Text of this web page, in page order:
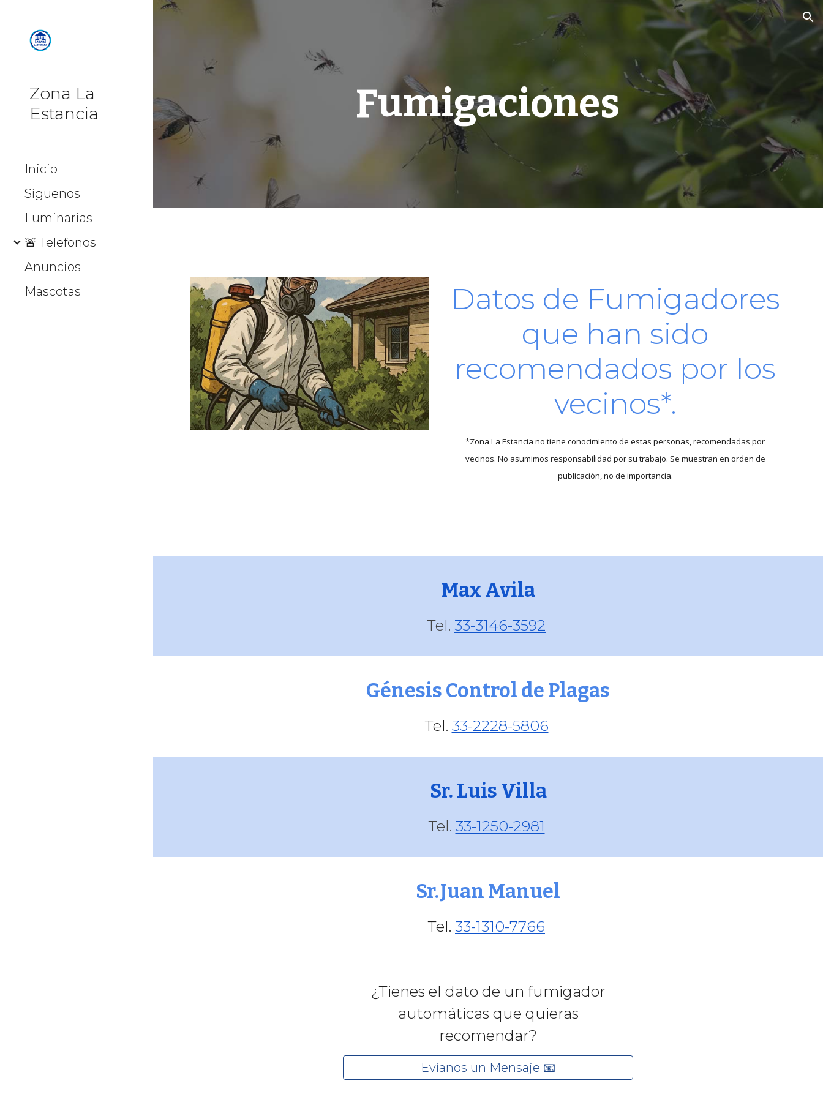
Skip to navigation
Zona La
Estancia
Inicio
Síguenos
Luminarias
🚨 Telefonos
Anuncios
Mascotas
Fumigaciones
Datos de Fumigadores
que han sido
recomendados por los
vecinos*.
*Zona La Estancia no tiene conocimiento de estas personas, recomendadas por
vecinos. No asumimos responsabilidad por su trabajo. Se muestran en orden de
publicación, no de importancia.
Max Avila
Tel. 33-3146-3592
Génesis Control de Plagas
Tel. 33-2228-5806
Sr. Luis Villa
Tel. 33-1250-2981
Sr.Juan Manuel
Tel. 33-1310-7766
¿Tienes el dato de un fumigador
automáticas que quieras
recomendar?
Evíanos un Mensaje 📧